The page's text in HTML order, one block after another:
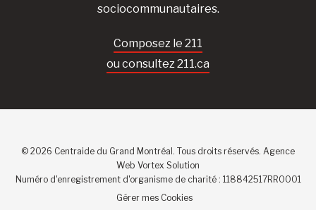
sociocommunautaires.
Composez le 211
ou consultez 211.ca
© 2026 Centraide du Grand Montréal. Tous droits réservés. Agence
Web Vortex Solution
Numéro d'enregistrement d'organisme de charité : 118842517RR0001
Gérer mes Cookies